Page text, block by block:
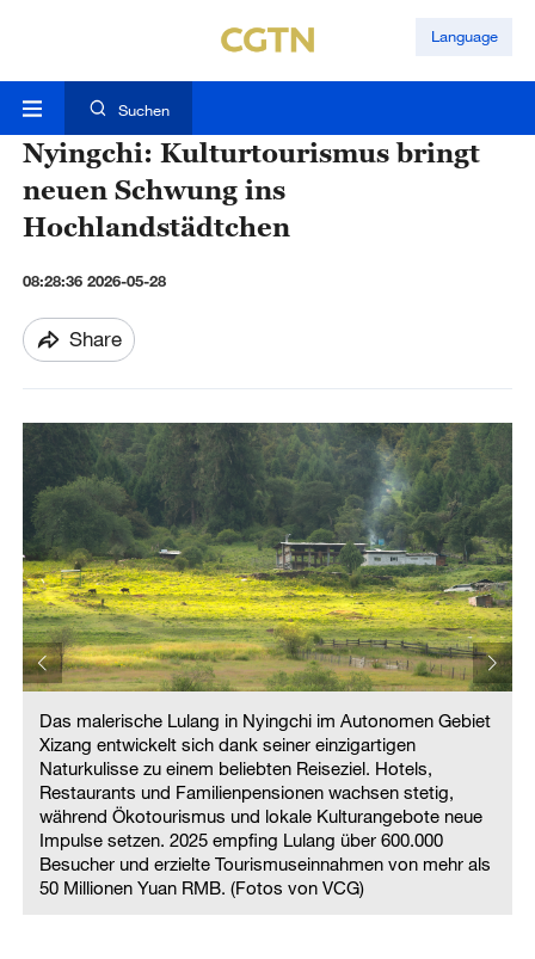
Language
Suchen
Nyingchi: Kulturtourismus bringt
neuen Schwung ins
Hochlandstädtchen
08:28:36 2026-05-28
Share
Das malerische Lulang in Nyingchi im Autonomen Gebiet
Xizang entwickelt sich dank seiner einzigartigen
Naturkulisse zu einem beliebten Reiseziel. Hotels,
Restaurants und Familienpensionen wachsen stetig,
während Ökotourismus und lokale Kulturangebote neue
Impulse setzen. 2025 empfing Lulang über 600.000
Besucher und erzielte Tourismuseinnahmen von mehr als
50 Millionen Yuan RMB. (Fotos von VCG)